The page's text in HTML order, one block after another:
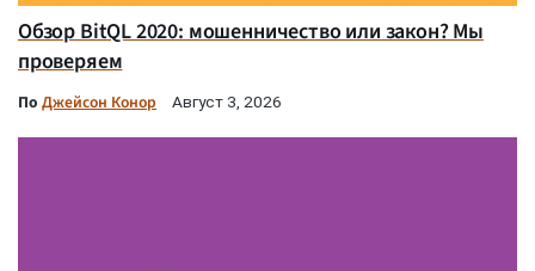
Обзор BitQL 2020: мошенничество или закон? Мы
проверяем
По Джейсон Конор Август 3, 2026